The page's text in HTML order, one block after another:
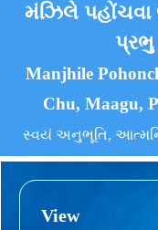
મંઝિલે પહોંચવા
પ્રભુ
Manjhile
Chu, Maagu,
સ્વયં અનુભૂતિ,
View